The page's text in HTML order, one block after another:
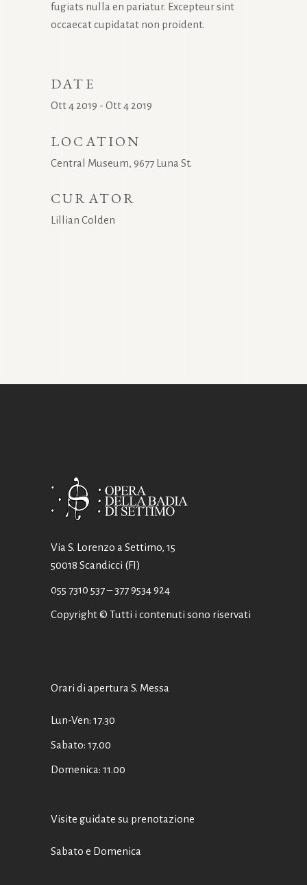
fugiats nulla en pariatur. Excepteur sint
occaecat cupidatat non proident.
DATE
Ott 4 2019 - Ott 4 2019
LOCATION
Central Museum, 9677 Luna St.
CURATOR
Lillian Colden
Via S. Lorenzo a Settimo, 15
50018 Scandicci (FI)
055 7310 537– 377 9534 924
Copyright © Tutti i contenuti sono riservati
Orari di apertura S. Messa
Lun-Ven: 17.30
Sabato: 17.00
Domenica: 11.00
Visite guidate su prenotazione
Sabato e Domenica